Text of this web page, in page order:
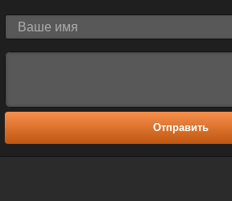
Отправить